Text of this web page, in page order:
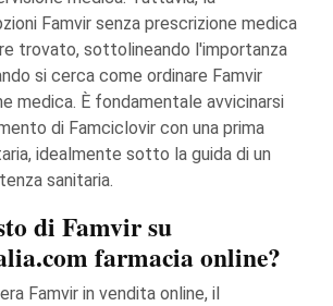
Famvir senza prescrizione medica
trovato, sottolineando l'importanza
si cerca come ordinare Famvir
medica. È fondamentale avvicinarsi
di Famciclovir con una prima
idealmente sotto la guida di un
sanitaria.
di Famvir su
farmacia online?
Famvir in vendita online, il